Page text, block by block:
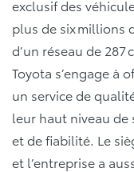
exclusif des
plus de six millions
d’un réseau de 287
Toyota s’engage à
un service de
leur haut niveau
et de fiabilité. Le
et l’entreprise a